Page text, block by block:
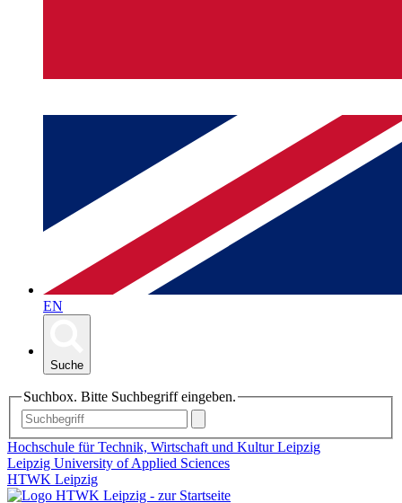
EN
Suche
Suchbox. Bitte Suchbegriff eingeben.
Hochschule für Technik, Wirtschaft und Kultur Leipzig
Leipzig University of Applied Sciences
HTWK Leipzig